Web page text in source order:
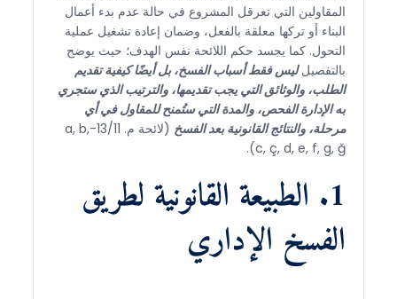
المقاولين التي تعرقل المشروع في حالة عدم بدء أعمال
البناء أو تركها معلقة بالفعل، وضمان إعادة تشغيل عملية
التحول. كما يجسد حكم اللائحة نفس الهدف؛ حيث يوضح
بالتفصيلليس فقط أسباب الفسخ، بل أيضًا كيفية تقديم
الطلب، والوثائق التي يجب تقديمها، والترتيب الذي ستجري
به الإدارة الفحص، والمدة التي ستُمنح للمقاول في أي
مرحلة، والنتائج القانونية بعد الفسخ
(لائحة م. 13/11-a, b,
c, ç, d, e, f, g, ğ).
1. الطبيعة القانونية لطريق
الفسخ الإداري